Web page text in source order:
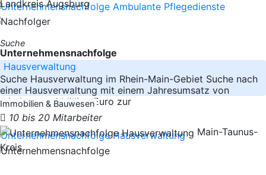
Landkreis Augsburg
Suche
Unternehmensnachfolge
Hausverwaltung
Suche Hausverwaltung im Rhein-Main-Gebiet Suche nach
einer Hausverwaltung mit einem Jahresumsatz von
mindestens 1 Million Euro zur
Immobilien & Bauwesen
10 bis 20 Mitarbeiter
Main-Taunus-
Kreis